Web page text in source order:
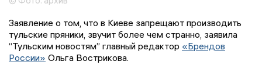
Заявление о том, что в Киеве запрещают производить
тульские пряники, звучит более чем странно, заявила
“Тульским новостям” главный редактор «Брендов
России» Ольга Вострикова.